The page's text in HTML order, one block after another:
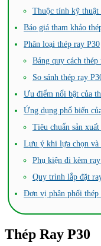
Thuộc tính kỹ thuật
Báo giá tham khảo
Phân loại thép ray P30
Bảng quy cách thép
So sánh thép ray
Ưu điểm nổi bật của
Ứng dụng phổ biến
Tiêu chuẩn sản
Lưu ý khi lựa chọn và
Phụ kiện đi kèm
Quy trình lắp đặt
Đơn vị phân phối
Thép Ray P30